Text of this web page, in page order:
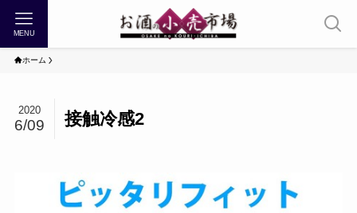
MENU
ホーム
接触冷感2
2020
6/09